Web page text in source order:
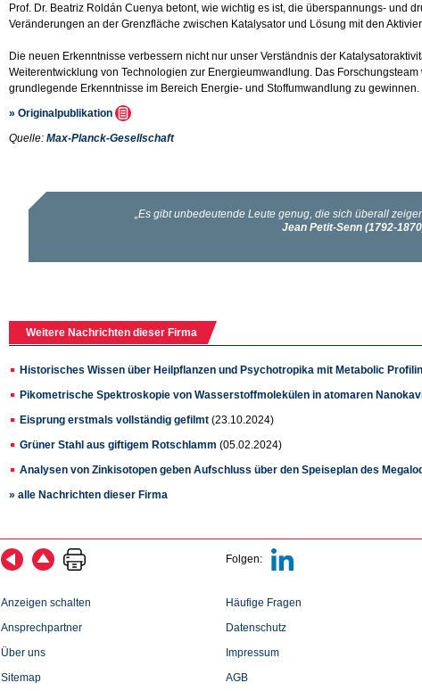
Prof. Dr. Beatriz Roldán Cuenya betont, wie wichtig es ist, die überspannungs- und
Veränderungen an der Grenzfläche zwischen Katalysator und Lösung mit den
Die neuen Erkenntnisse verbessern nicht nur unser Verständnis der
Weiterentwicklung von Technologien zur Energieumwandlung. Das
grundlegende Erkenntnisse im Bereich Energie- und Stoffumwandlung zu gewinnen.
» Originalpublikation
Quelle: Max-Planck-Gesellschaft
Weitere Nachrichten dieser Firma
Historisches Wissen über Heilpflanzen und Psychotropika mit Metabolic
Pikometrische Spektroskopie von Wasserstoffmolekülen in atomaren
Eisprung erstmals vollständig gefilmt (23.10.2024)
Grüner Stahl aus giftigem Rotschlamm (05.02.2024)
Analysen von Zinkisotopen geben Aufschluss über den Speiseplan des
» alle Nachrichten dieser Firma
Folgen:
Anzeigen schalten
Ansprechpartner
Über uns
Sitemap
Häufige Fragen
Datenschutz
Impressum
AGB